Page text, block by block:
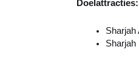
Doelattracties:
Sharjah